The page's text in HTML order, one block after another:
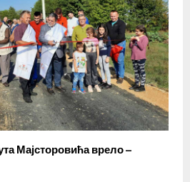
Мајсторовића врело –